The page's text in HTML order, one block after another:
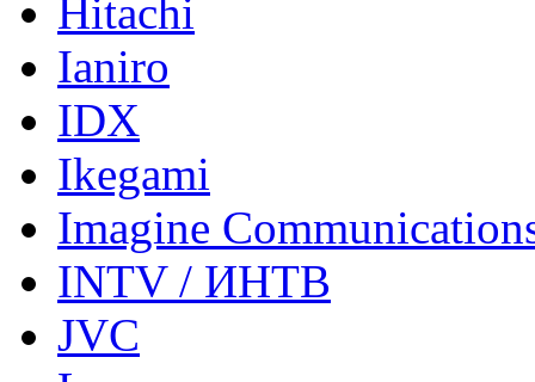
Hitachi
Ianiro
IDX
Ikegami
Imagine
INTV / ИНТВ
JVC